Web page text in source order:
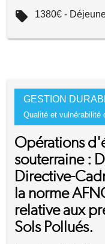
local_offer 1380€ -
GESTION
Qualité et vulnérabilité
Opérations
souterraine :
Directive-
la norme
relative aux
Sols Pollués.